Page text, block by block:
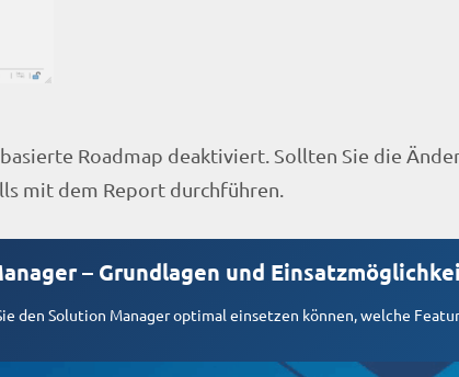
Roadmap deaktiviert. Sollten Sie die
mit dem Report durchführen.
– Grundlagen und
den Solution Manager optimal einsetzen können, welche